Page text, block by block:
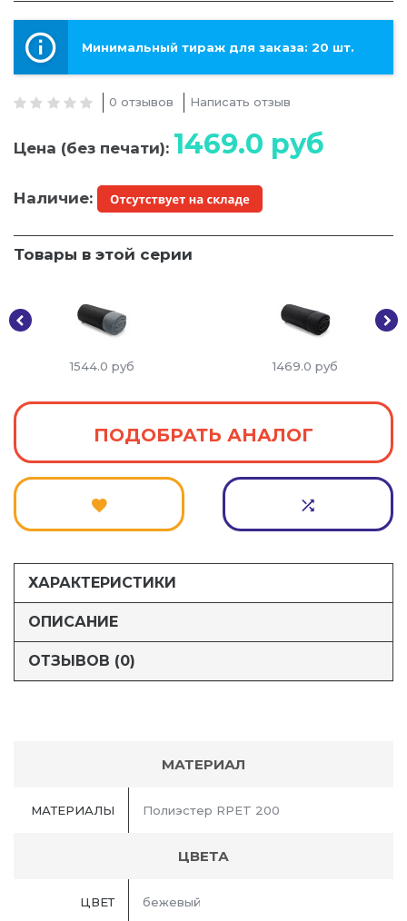
Минимальный тираж для заказа: 20 шт.
0 отзывов Написать отзыв
Цена (без печати): 1469.0 руб
Наличие:
Товары в этой серии
1544.0 руб 1469.0 руб
ПОДОБРАТЬ АНАЛОГ
ХАРАКТЕРИСТИКИ
ОПИСАНИЕ
ОТЗЫВОВ (0)
МАТЕРИАЛ
МАТЕРИАЛЫ Полиэстер RPET 200
ЦВЕТА
ЦВЕТ бежевый